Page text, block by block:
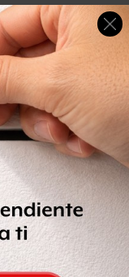
Por: pluna
Leer después
Leer después